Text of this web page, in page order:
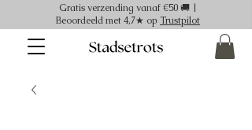
Gratis verzending vanaf €50 🚚 |
Beoordeeld met 4,7★ op Trustpilot